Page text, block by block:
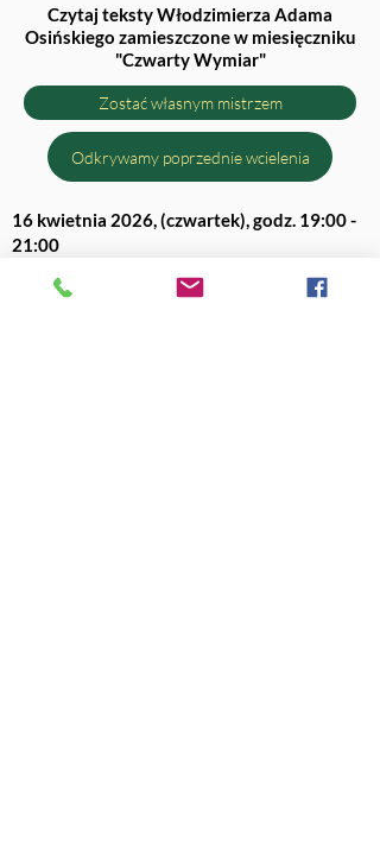
Czytaj teksty Włodzimierza Adama
Osińskiego zamieszczone w miesięczniku
"Czwarty Wymiar"
Zostać własnym mistrzem
Odkrywamy poprzednie wcielenia
16 kwietnia 2026, (czwartek), godz. 19:00 -
21:00
poszerzanie świadomości oraz uzdrawiania